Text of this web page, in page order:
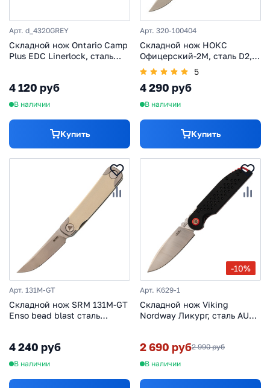
Арт. d_4320GREY
Складной нож Ontario Camp
Plus EDC Linerlock, сталь
4 120 руб
В наличии
Купить
Арт. 320-100404
Складной нож НОКС
Офицерский-2М, сталь D2,
рукоять G10, черный
5
4 290 руб
В наличии
Купить
Арт. 131M-GT
Складной нож SRM 131M-GT
Enso bead blast сталь
4 240 руб
В наличии
-10%
Арт. K629-1
Складной нож Viking
Nordway Ликург, сталь AUS-
2 690 руб2 990 руб
В наличии